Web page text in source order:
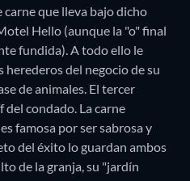
que lleva bajo dicho
Hello (aunque la "o" final
fundida). A todo ello le
herederos del negocio de su
de animales. El tercer
condado. La carne
famosa por ser sabrosa y
del éxito lo guardan ambos
de la granja, su "jardín